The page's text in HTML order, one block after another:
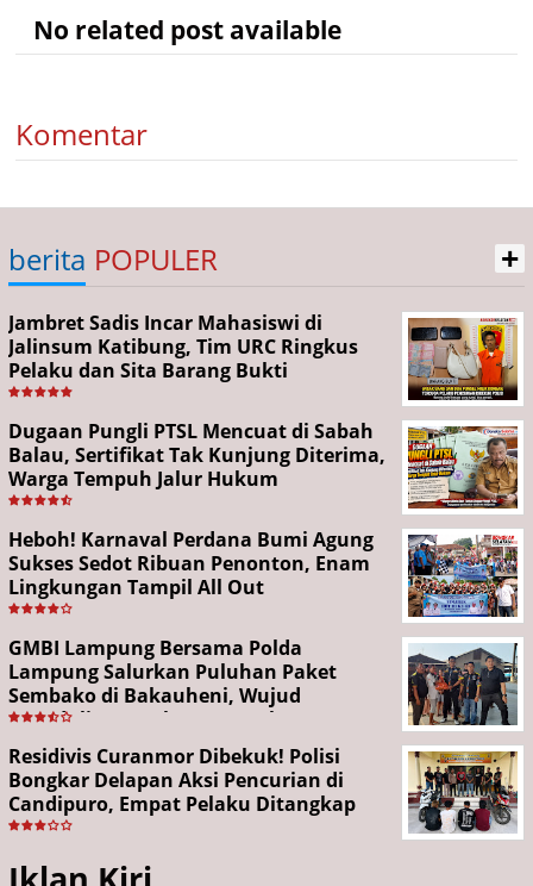
No related post available
Komentar
berita POPULER +
Jambret Sadis Incar Mahasiswi di
Jalinsum Katibung, Tim URC Ringkus
Pelaku dan Sita Barang Bukti
Dugaan Pungli PTSL Mencuat di Sabah
Balau, Sertifikat Tak Kunjung Diterima,
Warga Tempuh Jalur Hukum
Heboh! Karnaval Perdana Bumi Agung
Sukses Sedot Ribuan Penonton, Enam
Lingkungan Tampil All Out
GMBI Lampung Bersama Polda
Lampung Salurkan Puluhan Paket
Sembako di Bakauheni, Wujud
Kepedulian Sambut HUT RI ke-81
Residivis Curanmor Dibekuk! Polisi
Bongkar Delapan Aksi Pencurian di
Candipuro, Empat Pelaku Ditangkap